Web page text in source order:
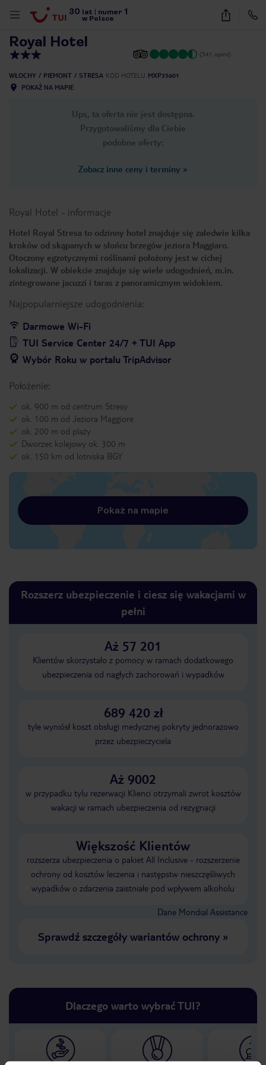
30 lat numer 1
w Polsce
15
Royal Hotel
(541 opinii)
WŁOCHY PIEMONT STRESA KOD HOTELU MXP35601
POKAŻ NA MAPIE
Ups, ta oferta nie jest dostępna.
Przygotowaliśmy dla Ciebie
podobne oferty:
Zobacz inne ceny i terminy »
Royal Hotel - informacje
Hotel Royal Stresa to odzinny hotel znajduje się zaledwie kilka
kroków od skąpanych w słońcu brzegów jeziora Maggiaro.
Otoczony egzotycznymi roślinami położony jest w cichej
lokalizacji. W obiekcie znajduje się wiele udogodnień, m.in.
zintegrowane jacuzzi i taras z panoramicznym widokiem.
Najpopularniejsze udogodnienia:
Darmowe Wi-Fi
TUI Service Center 24/7 + TUI App
Wybór Roku w portalu TripAdvisor
Położenie:
ok. 900 m od centrum Stresy
ok. 100 m od Jeziora Maggiore
ok. 200 m od plaży
Dworzec kolejowy ok. 300 m
ok. 150 km od lotniska BGY
Pokaż na mapie
Rozszerz ubezpieczenie i ciesz się wakacjami w
pełni
Aż 57 201
Klientów skorzystało z pomocy w ramach dodatkowego
ubezpieczenia od nagłych zachorowań i wypadków
689 420 zł
tyle wyniósł koszt obsługi medycznej pokryty jednorazowo
przez ubezpieczyciela
Aż 9002
w przypadku tylu rezerwacji Klienci otrzymali zwrot kosztów
wakacji w ramach ubezpieczenia od rezygnacji
Większość Klientów
rozszerza ubezpieczenia o pakiet All Inclusive - rozszerzenie
ochrony od kosztów leczenia i następstw nieszczęśliwych
wypadków o zdarzenia zaistniałe pod wpływem alkoholu
Dane Mondial Assistance
Sprawdź szczegóły wariantów ochrony»
Dlaczego warto wybrać TUI?